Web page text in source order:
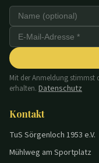
Mit der Anmeldung stimmst
erhalten. Datenschutz
Kontakt
TuS Sörgenloch 1953 e.V.
Mühlweg am Sportplatz